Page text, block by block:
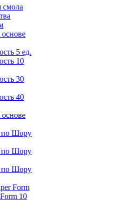
смола
5 ед.
10
30
40
по Шору
по Шору
по Шору
Form
10